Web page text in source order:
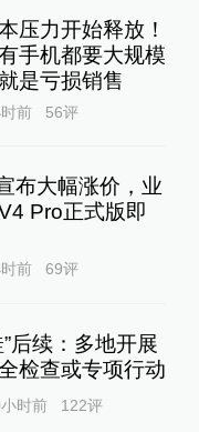
压力开始释放！
手机都要大规模
是亏损销售
前 56评
布大幅涨价，业
Pro正式版即
前 69评
后续：多地开展
检查或专项行动
时前 122评